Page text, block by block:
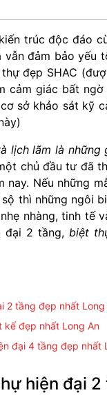
trúc độc đáo
đảm bảo yếu
đẹp SHAC
cảm giác bất
sở khảo sát kỹ
lịch lãm là
chủ đầu tư đã
Nếu những
thì những ngôi
nhàng, tinh tế
đại 2 tầng,biệt
2 tầng đẹp nhất Long
kế đẹp nhất Long An
đại 4 tầng đẹp nhất
hiện đại